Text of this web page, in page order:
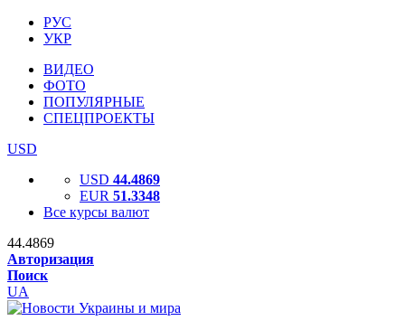
РУС
УКР
ВИДЕО
ФОТО
ПОПУЛЯРНЫЕ
СПЕЦПРОЕКТЫ
USD
USD 44.4869
EUR 51.3348
Все курсы валют
44.4869
Авторизация
Поиск
UA